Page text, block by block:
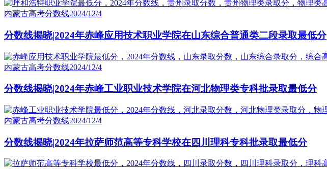
内蒙古高考分数线2024/12/4
分数线揭晓|2024年赤峰应用技术职业学院在山东综合普通类二段录取最低分
内蒙古高考分数线2024/12/4
分数线揭晓|2024年赤峰工业职业技术学院在河北物理类专科批录取最低分
内蒙古高考分数线2024/12/4
分数线揭晓|2024年拉萨师范高等专科学校在四川理科专科批录取最低分